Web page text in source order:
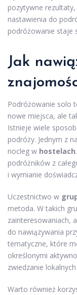
pozytywne
nastawienia do
podróżowanie staje
Jak
Podróżowanie solo
nowe miejsca, ale
Istnieje wiele
podróży. Jednym z
nocleg w hostelach
podróżników z
i wymianie
Uczestnictwo w
metoda. W takich
zainteresowaniach,
do nawiązywania
tematyczne, które
określonymi
zwiedzanie
Warto również